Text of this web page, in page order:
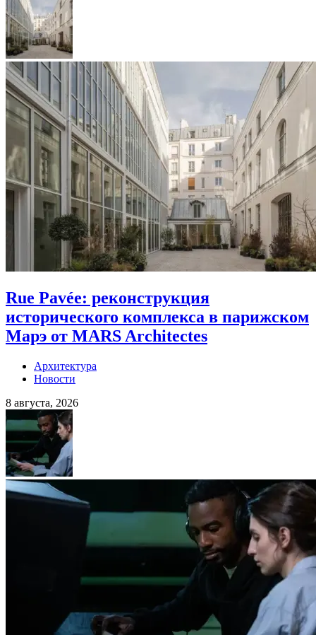
Rue Pavée: реконструкция
исторического комплекса в парижском
Марэ от MARS Architectes
Архитектура
Новости
8 августа, 2026